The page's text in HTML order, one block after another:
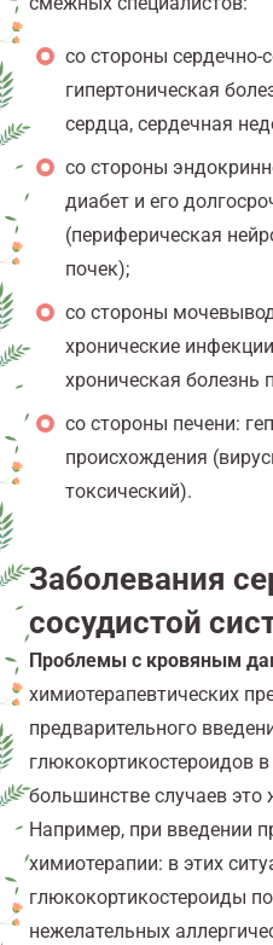
со стороны сердечно-
гипертоническая
сердца, сердечная
со стороны
диабет и его
(периферическая
почек);
со стороны
хронические
хроническая болезнь
со стороны печени:
происхождения
токсический).
Заболевания
сосудистой
Проблемы с кровяным
химиотерапевтических
предварительного
глюкокортикостероидов
большинстве случаев
Например, при введении
химиотерапии: в этих
глюкокортикостероиды
нежелательных